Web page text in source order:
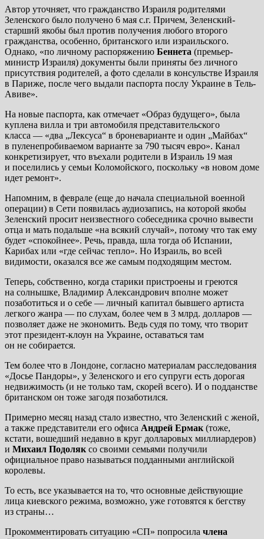
Автор уточняет, что гражданство Израиля родителями
Зеленского было получено 6 мая с.г. Причем, Зеленский-
старший якобы был против получения любого второго
гражданства, особенно, британского или израильского.
Однако, «по личному распоряжению Беннета (премьер-
министр Израиля) документы были приняты без личного
присутствия родителей, а фото сделали в консульстве Израиля
в Париже, после чего выдали паспорта послу Украине в Тель-
Авиве».
На новые паспорта, как отмечает «Образ будущего», была
куплена вилла и три автомобиля представительского
класса — «два „Лексуса“ в броневарианте и один „Майбах“
в пуленепробиваемом варианте за 790 тысяч евро». Канал
конкретизирует, что въехали родители в Израиль 19 мая
и поселились у семьи Коломойского, поскольку «в новом доме
идет ремонт».
Напомним, в феврале (еще до начала специальной военной
операции) в Сети появилась аудиозапись, на которой якобы
Зеленский просит неизвестного собеседника срочно вывести
отца и мать подальше «на всякий случай», потому что так ему
будет «спокойнее». Речь, правда, шла тогда об Испании,
Карибах или «где сейчас тепло». Но Израиль, во всей
видимости, оказался все же самым подходящим местом.
Теперь, собственно, когда старики пристроены и греются
на солнышке, Владимир Александрович вполне может
позаботиться и о себе — личный капитал бывшего артиста
легкого жанра — по слухам, более чем в 3 млрд. долларов —
позволяет даже не экономить. Ведь судя по тому, что творит
этот президент-клоун на Украине, оставаться там
он не собирается.
Тем более что в Лондоне, согласно материалам расследования
«Досье Пандоры», у Зеленского и его супруги есть дорогая
недвижимость (и не только там, скорей всего). И о подданстве
британском он тоже загодя позаботился.
Примерно месяц назад стало известно, что Зеленский с женой,
а также представители его офиса Андрей Ермак (тоже,
кстати, вошедший недавно в круг долларовых миллиардеров)
и Михаил Подоляк со своими семьями получили
официальное право называться подданными английской
королевы.
То есть, все указывается на то, что основные действующие
лица киевского режима, возможно, уже готовятся к бегству
из страны…
Прокомментировать ситуацию «СП» попросила члена